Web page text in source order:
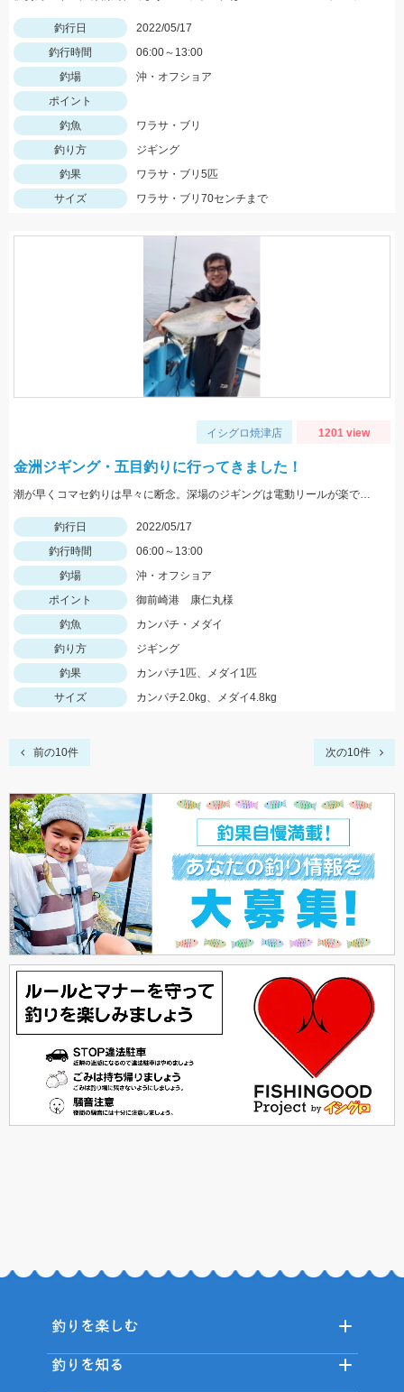
釣行日
2022/05/17
釣行時間
06:00～13:00
釣場
沖・オフショア
ポイント
釣魚
ワラサ・ブリ
釣り方
ジギング
釣果
ワラサ・ブリ5匹
サイズ
ワラサ・ブリ70センチまで
イシグロ焼津店 1201 view
金洲ジギング・五目釣りに行ってきました！
潮が早くコマセ釣りは早々に断念。深場のジギングは電動リールが楽でした。
釣行日
2022/05/17
釣行時間
06:00～13:00
釣場
沖・オフショア
ポイント
御前崎港 康仁丸様
釣魚
カンパチ・メダイ
釣り方
ジギング
釣果
カンパチ1匹、メダイ1匹
サイズ
カンパチ2.0kg、メダイ4.8kg
前の10件 次の10件
釣りを楽しむ
釣りを知る